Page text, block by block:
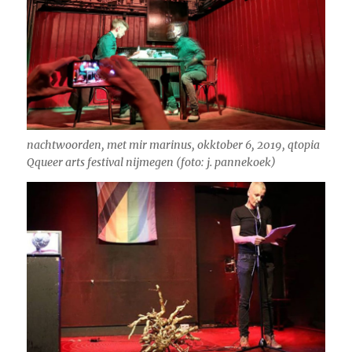
nachtwoorden, met mir marinus, okktober 6, 2019, qtopia
Qqueer arts festival nijmegen (foto: j. pannekoek)